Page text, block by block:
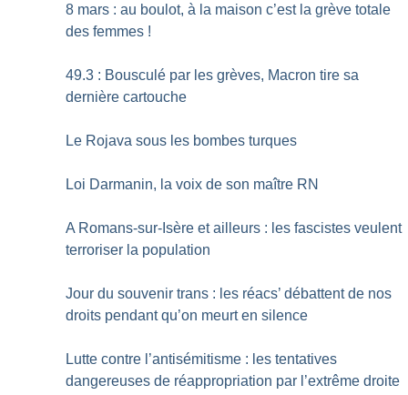
8 mars : au boulot, à la maison c’est la grève totale
des femmes !
49.3 : Bousculé par les grèves, Macron tire sa
dernière cartouche
Le Rojava sous les bombes turques
Loi Darmanin, la voix de son maître RN
A Romans-sur-Isère et ailleurs : les fascistes veulent
terroriser la population
Jour du souvenir trans : les réacs’ débattent de nos
droits pendant qu’on meurt en silence
Lutte contre l’antisémitisme : les tentatives
dangereuses de réappropriation par l’extrême droite